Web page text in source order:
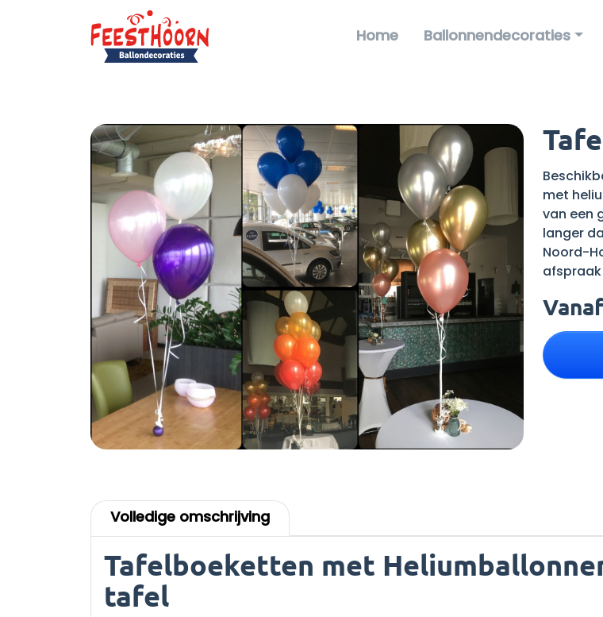
Home Ballonnendecoraties
met
van een
langer
Noord-
afspraak
Vanaf
Volledige omschrijving
Tafelboeketten met
tafel